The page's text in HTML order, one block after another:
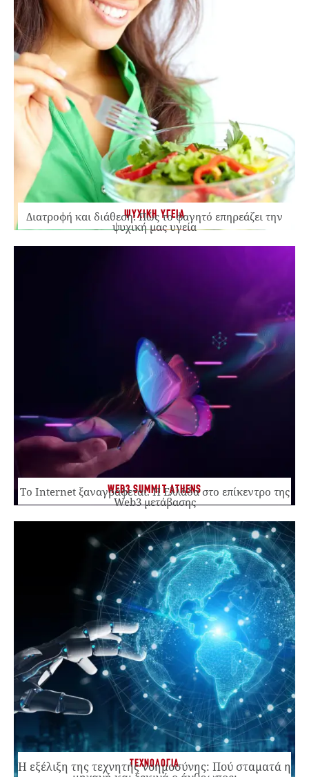
ΨΥΧΙΚΗ ΥΓΕΙΑ
Διατροφή και διάθεση: Πώς το φαγητό επηρεάζει την
ψυχική μας υγεία
WEB3 SUMMIT ATHENS
Το Internet ξαναγράφεται. Η Ελλάδα στο επίκεντρο της
Web3 μετάβασης
ΤΕΧΝΟΛΟΓΙΑ
Η εξέλιξη της τεχνητής νοημοσύνης: Πού σταματά η